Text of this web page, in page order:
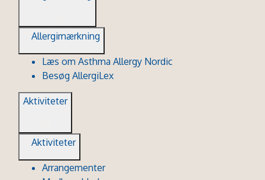
Allergimærkning
Læs om Asthma Allergy Nordic
Besøg AllergiLex
Aktiviteter
Aktiviteter
Arrangementer